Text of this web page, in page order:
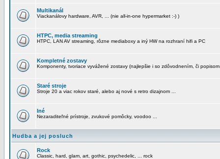
Multikanál
Viackanálovy hardware, AVR, ... (nie all-in-one hypermarket :-) )
HTPC, media streaming
HTPC, LAN AV streaming, rôzne mediaboxy a iný HW na rozhraní hifi a PC
Kompletné zostavy
Komponenty, tvoriace vyvážené zostavy (najlepšie i so zdôvodnením, či
Staré stroje
Stroje 20 a viac rokov staré, alebo aj nové s retro dizajnom ...
Iné
Nezaraditeľné prístroje, zvukové pomôcky, voodoo ...
Hudba a jej posluch
Rock
Classic, hard, glam, art, gothic, psychedelic, ... rock